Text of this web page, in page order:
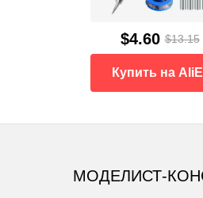
$4.60 $13.15
Купить на
МОДЕЛИСТ-